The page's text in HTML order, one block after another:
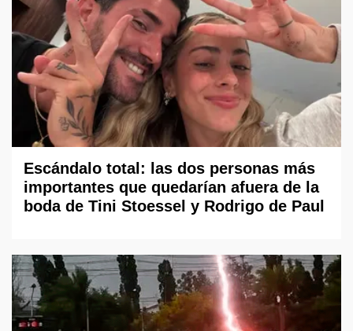
Escándalo total: las dos personas más
importantes que quedarían afuera de la
boda de Tini Stoessel y Rodrigo de Paul